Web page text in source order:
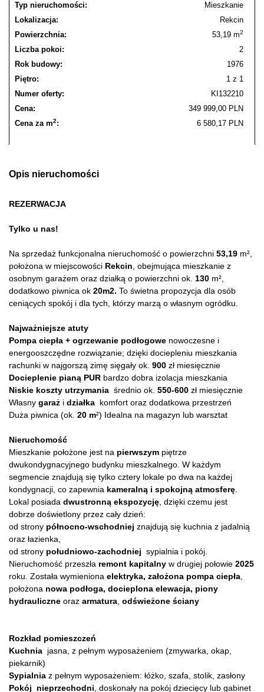
Typ nieruchomości:
Mieszkanie
Lokalizacja:
Rekcin
Powierzchnia:
53,19 m2
Liczba pokoi:
2
Rok budowy:
1976
Piętro:
1 z 1
Numer oferty:
KI132210
Cena:
349 999,00 PLN
Cena za m2: 6 580,17 PLN
Opis nieruchomości
REZERWACJA
Tylko u nas!
Na sprzedaż funkcjonalna nieruchomość o powierzchni 53,19 m²,
położona w miejscowości Rekcin , obejmująca mieszkanie z
osobnym garażem oraz działką o powierzchni ok. 130 m²,
dodatkowo piwnica ok 20m2. To świetna propozycja dla osób
ceniących spokój i dla tych, którzy marzą o własnym ogródku.
Najważniejsze atuty
Pompa ciepła + ogrzewanie podłogowe nowoczesne i
energooszczędne rozwiązanie; dzięki dociepleniu mieszkania
rachunki w najgorszą zimę sięgały ok. 900 zł miesięcznie
Docieplenie pianą PUR bardzo dobra izolacja mieszkania
Niskie koszty utrzymania średnio ok. 550-600 zł miesięcznie
Własny garaż i działka komfort oraz dodatkowa przestrzeń
Duża piwnica (ok. 20 m²) Idealna na magazyn lub warsztat
Nieruchomość
Mieszkanie położone jest na pierwszym piętrze
dwukondygnacyjnego budynku mieszkalnego. W każdym
segmencie znajdują się tylko cztery lokale po dwa na każdej
kondygnacji, co zapewnia kameralną i spokojną atmosferę
Lokal posiada dwustronną ekspozycję , dzięki czemu jest
dobrze doświetlony przez cały dzień:
od strony północno-wschodniej znajdują się kuchnia z jadalnią
oraz łazienka,
od strony południowo-zachodniej sypialnia i pokój.
Nieruchomość przeszła remont kapitalny w drugiej połowie 2025
roku. Została wymieniona elektryka, założona pompa ciepła
położona nowa podłoga, docieplona elewacja, piony
hydrauliczne oraz armatura odświeżone ściany
Rozkład pomieszczeń
Kuchnia jasna, z pełnym wyposażeniem (zmywarka, okap,
piekarnik)
Sypialnia z pełnym wyposażeniem: łóżko, szafa, stolik, zasłony
Pokój nieprzechodni , doskonały na pokój dziecięcy lub gabinet